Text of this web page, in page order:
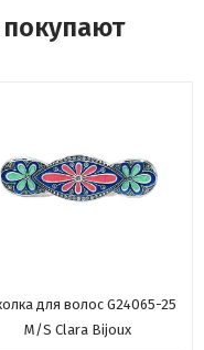
для волос G24065-25
M/S Clara Bijoux